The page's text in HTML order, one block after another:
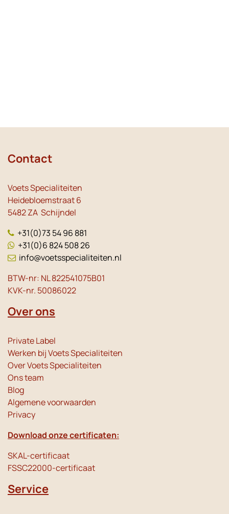
Contact
Voets Specialiteiten
Heidebloemstraat 6
5482 ZA Schijndel
+31(0)73 54 96 881
+31(0)6 824 508 26
info@voetsspecialiteiten.nl
BTW-nr: NL 822541075B01
KVK-nr. 50086022
Over ons
Private Label
Werken bij Voets Specialiteiten
Over Voets Specialiteiten
Ons team
Blog
Algemene voorwaarden
Privacy
Download onze certificaten:
SKAL-certificaat
FSSC22000-certificaat
Service